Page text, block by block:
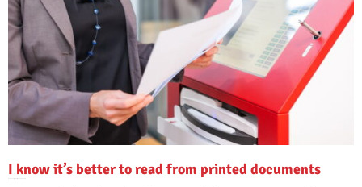
I know it’s better to read from printed documents